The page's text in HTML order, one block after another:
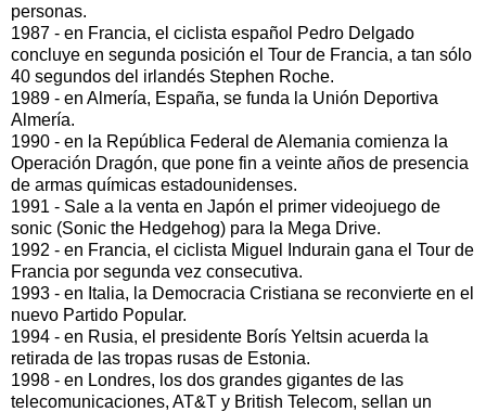
personas.
1987 - en Francia, el ciclista español Pedro Delgado
concluye en segunda posición el Tour de Francia, a tan sólo
40 segundos del irlandés Stephen Roche.
1989 - en Almería, España, se funda la Unión Deportiva
Almería.
1990 - en la República Federal de Alemania comienza la
Operación Dragón, que pone fin a veinte años de presencia
de armas químicas estadounidenses.
1991 - Sale a la venta en Japón el primer videojuego de
sonic (Sonic the Hedgehog) para la Mega Drive.
1992 - en Francia, el ciclista Miguel Indurain gana el Tour de
Francia por segunda vez consecutiva.
1993 - en Italia, la Democracia Cristiana se reconvierte en el
nuevo Partido Popular.
1994 - en Rusia, el presidente Borís Yeltsin acuerda la
retirada de las tropas rusas de Estonia.
1998 - en Londres, los dos grandes gigantes de las
telecomunicaciones, AT&T y British Telecom, sellan un